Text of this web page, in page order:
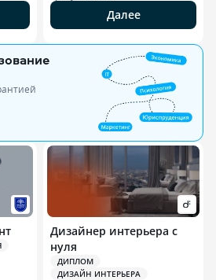
Далее
Дизайнер интерьера с
нуля
ДИПЛОМ
ДИЗАЙН ИНТЕРЬЕРА